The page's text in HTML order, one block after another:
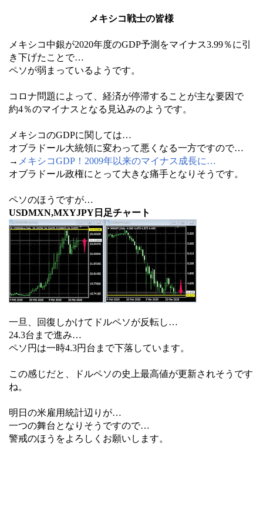
メキシコ戦士の皆様
メキシコ中銀が2020年度のGDP予測をマイナス3.99％に引
き下げたことで…
ペソが弱まっているようです。
コロナ問題によって、経済が停滞することが主な要因で
約4％のマイナスとなる見込みのようです。
メキシコのGDPに関しては…
オブラドール大統領に変わって悪くなる一方ですので…
→ メキシコGDP！2009年以来のマイナス成長に…
オブラドール政権にとって大きな痛手となりそうです。
ペソのほうですが…
USDMXN,MXYJPY日足チャート
一旦、回復しかけてドルペソが反転し…
24.3台まで進み…
ペソ円は一時4.3円台まで下落しています。
この感じだと、ドルペソの史上最高値が更新されそうです
ね。
明日の米雇用統計辺りが…
一つの舞台となりそうですので…
警戒のほうをよろしくお願いします。